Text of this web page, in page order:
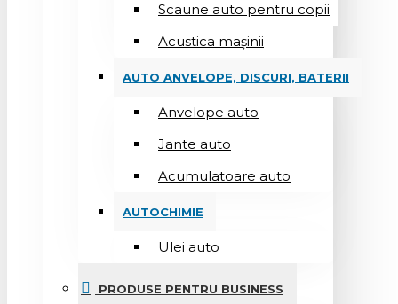
Scaune auto pentru copii
Acustica mașinii
AUTO ANVELOPE, DISCURI, BATERII
Anvelope auto
Jante auto
Acumulatoare auto
AUTOCHIMIE
Ulei auto
PRODUSE PENTRU BUSINESS